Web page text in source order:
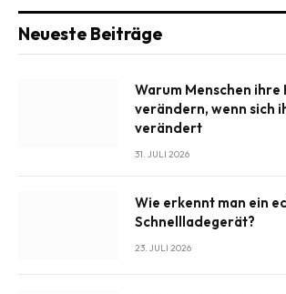
Neueste Beiträge
Warum Menschen ihre
verändern, wenn sich
verändert
31. JULI 2026
Wie erkennt man ein
Schnellladegerät?
23. JULI 2026